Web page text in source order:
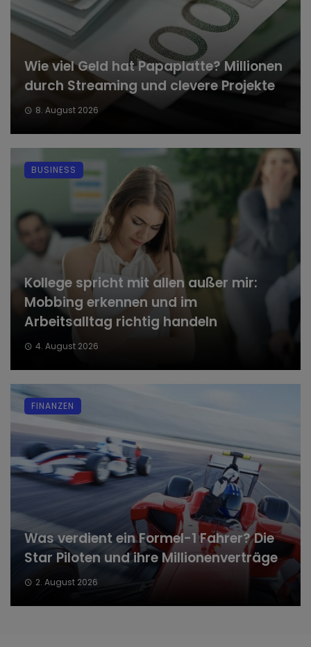
Wie viel Geld hat Papaplatte? Millionen
durch Streaming und clevere Projekte
8. August 2026
Kollege spricht mit allen außer mir:
Mobbing erkennen und im
Arbeitsalltag richtig handeln
4. August 2026
BUSINESS
Was verdient ein Formel-1 Fahrer? Die
Star Piloten und ihre Millionenverträge
2. August 2026
FINANZEN